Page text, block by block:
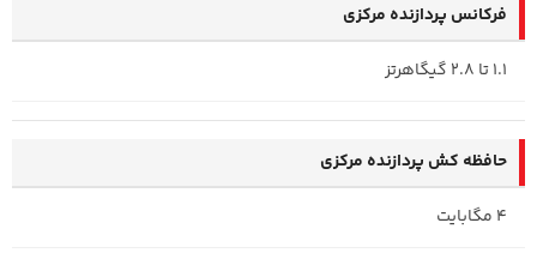
فرکانس پردازنده‌ مرکزی
1.1 تا 2.8 گیگاهرتز
حافظه کش پردازنده مرکزی
4 مگابایت